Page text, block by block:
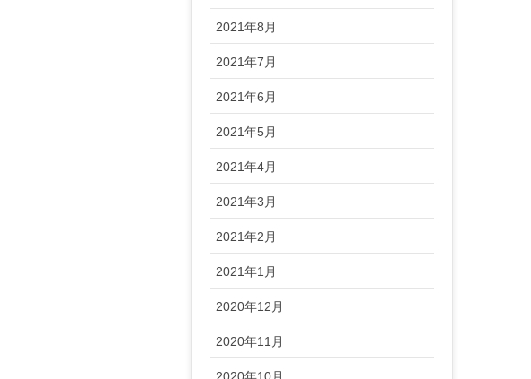
2021年8月
2021年7月
2021年6月
2021年5月
2021年4月
2021年3月
2021年2月
2021年1月
2020年12月
2020年11月
2020年10月